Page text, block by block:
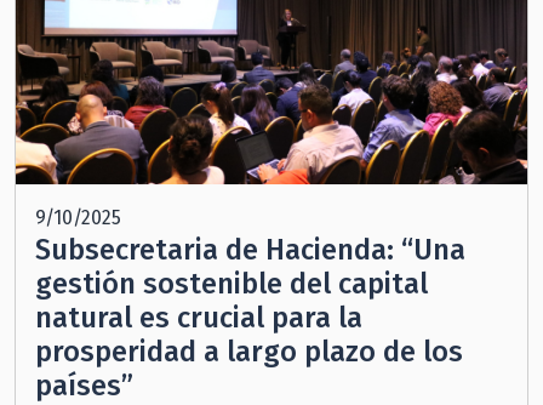
9/10/2025
Subsecretaria de Hacienda: “Una
gestión sostenible del capital
natural es crucial para la
prosperidad a largo plazo de los
países”